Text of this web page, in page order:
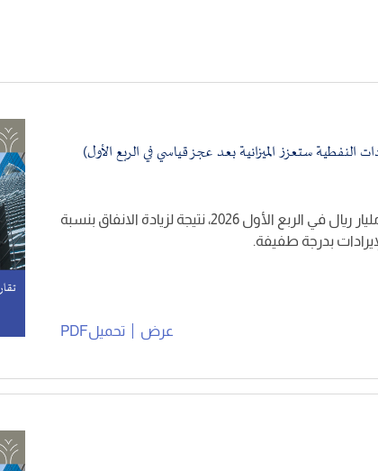
اتسع عجز الميزانية العامة إلى 126 مليار ريال في الربع الأول 2026، نتيجة لزيادة الانفاق بنسبة
عرض تحميلPDF